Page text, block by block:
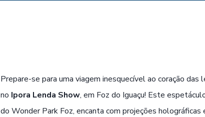
Prepare-se para uma viagem inesquecível ao coração das
no Ipora Lenda Show, em Foz do Iguaçu! Este
do Wonder Park Foz, encanta com projeções holográficas